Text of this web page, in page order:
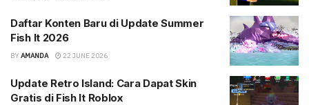
Daftar Konten Baru di Update Summer
Fish It 2026
BY AMANDA 22 JUNE 2026
Update Retro Island: Cara Dapat Skin
Gratis di Fish It Roblox